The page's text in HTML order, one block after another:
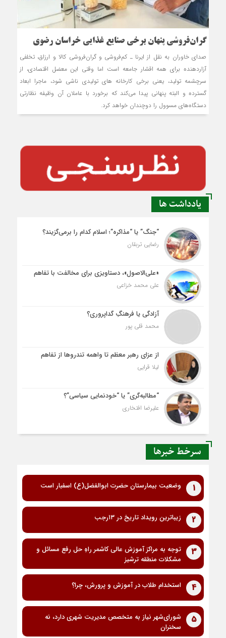
گران‌فروشی پنهان برخی صنایع غذایی خراسان رضوی
صدای خاوران به نقل از ایرنا ـ کم‌فروشی و گران‌فروشی کالا و ارزاق، تخلفی
آزاردهنده برای همه اقشار جامعه است اما وقتی این معضل اقتصادی، از
سرچشمه تولید، یعنی برخی کارخانه های تولیدی ناشی شود، ماجرا ابعاد
گسترده و البته پنهانی پیدا می‌کند که برخورد با عاملان آن وظیفه نظارتی
دستگاه‌های مسوول را دوچندان خواهد کرد.
یادداشت ها
“جنگ” یا “مذاکره”؛ اسلام کدام را برمی‌گزیند؟
رضایی تربقان
«علی‌الاصول»، دستاویزی برای مخالفت با تفاهم
علی محمد خزاعی
آزادگی یا فرهنگِ گداپروری؟
محمد قلی پور
از عزای رهبر معظم تا واهمه تندروها از تفاهم
لیلا قرایی
“مطالبه‌گری” یا “خودنمایی سیاسی”؟
علیرضا افتخاری
سرخط خبرها
1 وضعیت بیمارستان حضرت ابوالفضل(ع) اسفبار است
2 زیباترین رویداد تاریخ در ۱۳رجب
3
توجه به مراکز آموزش عالی کاشمر راهِ حل رفع مسائل و
مشکلات منطقه ترشیز
4 استخدام طلاب در آموزش و پرورش، چرا؟
5
شورای‌شهر نیاز به متخصص مدیریت شهری دارد، نه
سخنران